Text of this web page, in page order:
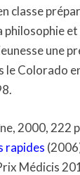
classe
et
une
le Colorado
2000, 222
rapides
Médicis